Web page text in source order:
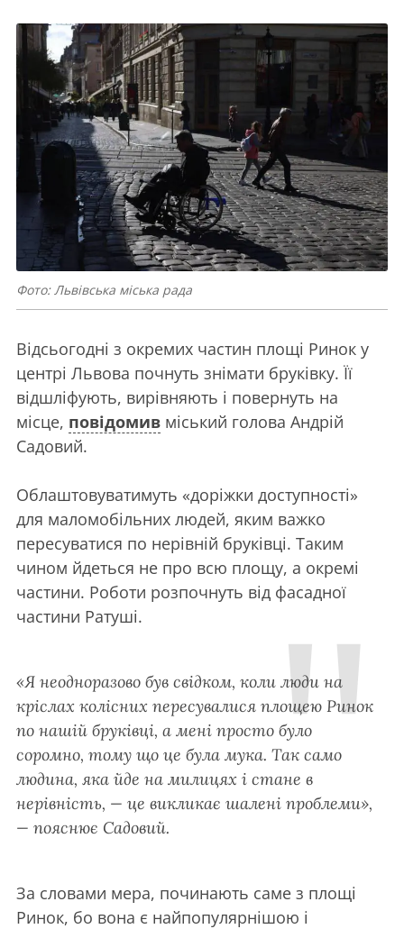
Фото: Львівська міська рада
Відсьогодні з окремих частин площі Ринок у
центрі Львова почнуть знімати бруківку. Її
відшліфують, вирівняють і повернуть на
місце, повідомив міський голова Андрій
Садовий.
Облаштовуватимуть «доріжки доступності»
для маломобільних людей, яким важко
пересуватися по нерівній бруківці. Таким
чином йдеться не про всю площу, а окремі
частини. Роботи розпочнуть від фасадної
частини Ратуші.
«Я неодноразово був свідком, коли люди на
кріслах колісних пересувалися площею Ринок
по нашій бруківці, а мені просто було
соромно, тому що це була мука. Так само
людина, яка йде на милицях і стане в
нерівність, — це викликає шалені проблеми»,
— пояснює Садовий.
За словами мера, починають саме з площі
Ринок, бо вона є найпопулярнішою і